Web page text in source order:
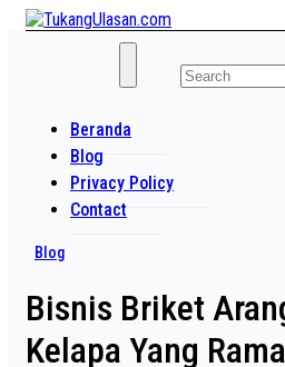
Skip
Beranda
Blog
Privacy Policy
Contact
Blog
Bisnis Briket
Kelapa Yang